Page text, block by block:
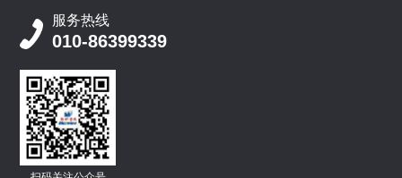
服务热线
010-86399339